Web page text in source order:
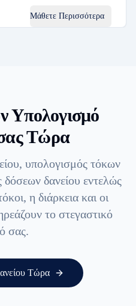
Μάθετε Περισσότερα
Υπολογισμό
Τώρα
υπολογισμός τόκων
δόσεων δανείου εντελώς
η διάρκεια και οι
το στεγαστικό
σας.
Τώρα